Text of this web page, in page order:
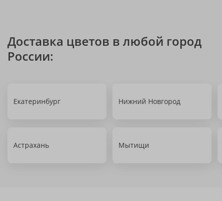
Доставка цветов в любой город
России:
Екатеринбург Нижний Новгород
Астрахань Мытищи